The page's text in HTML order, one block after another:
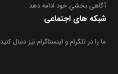
آگاهی بخشیِ خود ادامه دهد .
شبکه های اجتماعی
ما را در تلگرام و اینستاگرام نیز دنبال کنید